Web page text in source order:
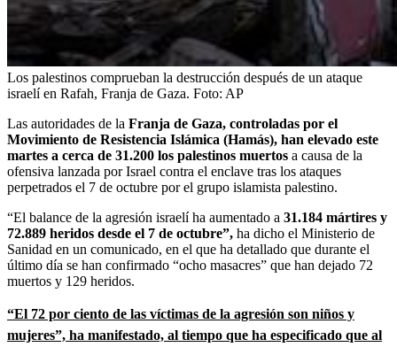
Los palestinos comprueban la destrucción después de un ataque
israelí en Rafah, Franja de Gaza. Foto: AP
Las autoridades de la Franja de Gaza, controladas por el
Movimiento de Resistencia Islámica (Hamás), han elevado este
martes a cerca de 31.200 los palestinos muertos a causa de la
ofensiva lanzada por Israel contra el enclave tras los ataques
perpetrados el 7 de octubre por el grupo islamista palestino.
“El balance de la agresión israelí ha aumentado a 31.184 mártires y
72.889 heridos desde el 7 de octubre”, ha dicho el Ministerio de
Sanidad en un comunicado, en el que ha detallado que durante el
último día se han confirmado “ocho masacres” que han dejado 72
muertos y 129 heridos.
“El 72 por ciento de las víctimas de la agresión son niños y
mujeres”, ha manifestado, al tiempo que ha especificado que al